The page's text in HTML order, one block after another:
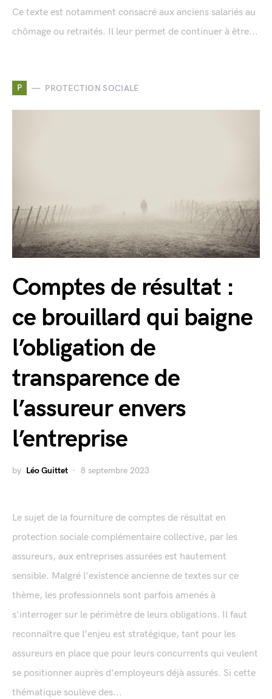
Ce texte est notamment consacré aux anciens salariés au
chômage ou retraités. Il leur permet de continuer à être...
P PROTECTION SOCIALE
Comptes de résultat :
ce brouillard qui baigne
l’obligation de
transparence de
l’assureur envers
l’entreprise
by Léo Guittet 8 septembre 2023
Le sujet de la fourniture de comptes de résultat en
protection sociale complémentaire collective, par les
assureurs, aux entreprises assurées est hautement
sensible. Malgré l'existence ancienne de textes sur ce
thème, les professionnels sont parfois amenés à
s'interroger sur le périmètre de leurs obligations. Il faut
reconnaître que l'enjeu est stratégique, tant pour les
assureurs en place que pour leurs concurrents qui veulent
se positionner auprès d'employeurs déjà assurés. Si cette
thématique soulève des...